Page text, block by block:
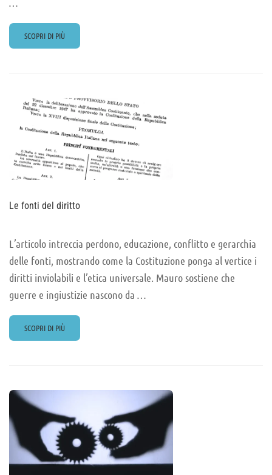
READ
MORE
SCOPRI DI PIÙ
Le fonti del diritto
L’articolo intreccia perdono, educazione, conflitto e gerarchia
delle fonti, mostrando come la Costituzione ponga al vertice i
diritti inviolabili e l’etica universale. Mauro sostiene che
guerre e ingiustizie nascono da …
READ
MORE
DEL
DIRITTO
SCOPRI DI PIÙ